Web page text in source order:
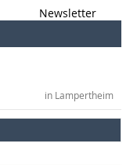
Newsletter
in Lampertheim